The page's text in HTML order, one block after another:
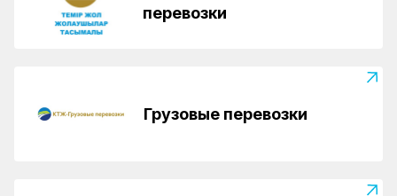
перевозки
Грузовые перевозки